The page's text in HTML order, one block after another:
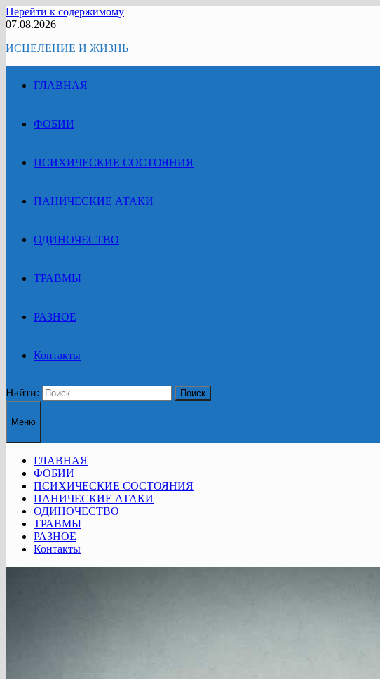
Перейти к содержимому
07.08.2026
ИСЦЕЛЕНИЕ И ЖИЗНЬ
ГЛАВНАЯ
ФОБИИ
ПСИХИЧЕСКИЕ СОСТОЯНИЯ
ПАНИЧЕСКИЕ АТАКИ
ОДИНОЧЕСТВО
ТРАВМЫ
РАЗНОЕ
Контакты
Найти:
Меню
ГЛАВНАЯ
ФОБИИ
ПСИХИЧЕСКИЕ СОСТОЯНИЯ
ПАНИЧЕСКИЕ АТАКИ
ОДИНОЧЕСТВО
ТРАВМЫ
РАЗНОЕ
Контакты